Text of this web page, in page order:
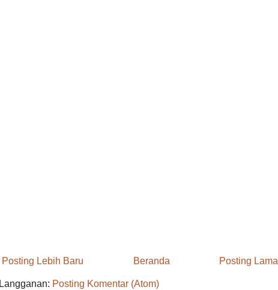
Posting Lebih Baru Posting Lama
Beranda
Langganan: Posting Komentar (Atom)